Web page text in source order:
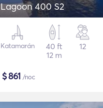
Lagoon 400 S2
Katamarán
40 ft
12 m
12
$861 /noc